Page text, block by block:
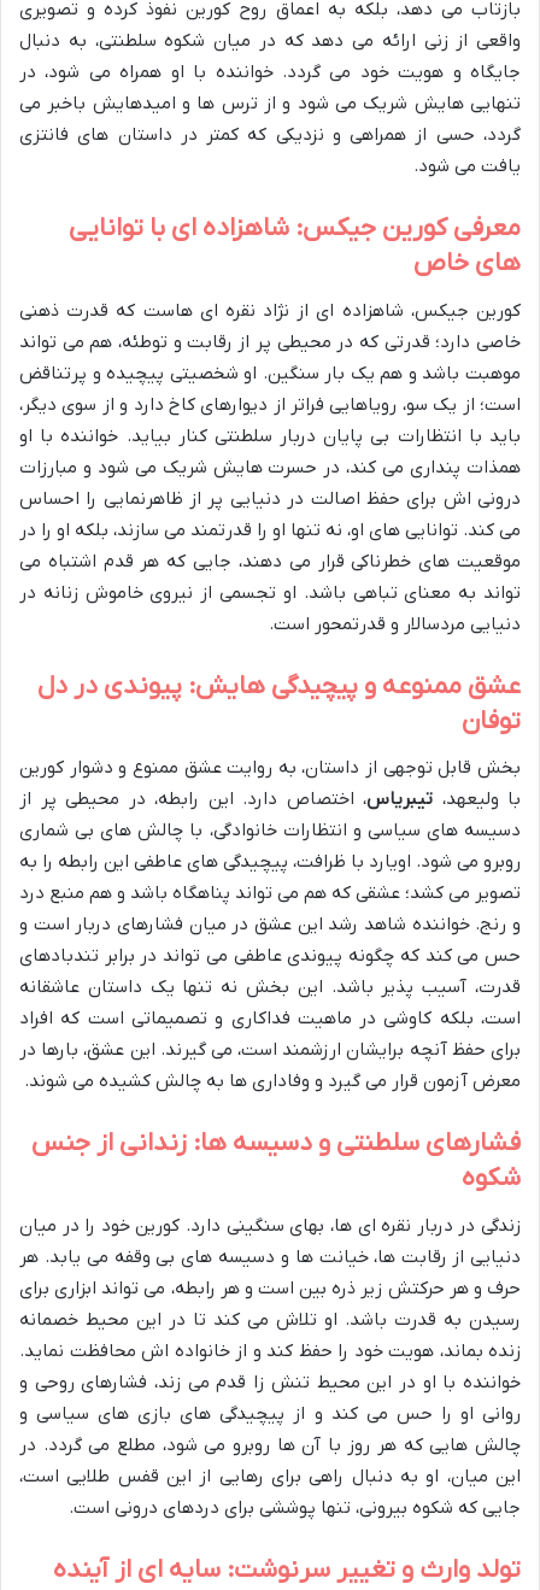
بازتاب می دهد، بلکه به اعماق روح کورین نفوذ کرده و تصویری
واقعی از زنی ارائه می دهد که در میان شکوه سلطنتی، به دنبال
جایگاه و هویت خود می گردد. خواننده با او همراه می شود، در
تنهایی هایش شریک می شود و از ترس ها و امیدهایش باخبر می
گردد، حسی از همراهی و نزدیکی که کمتر در داستان های فانتزی
یافت می شود.
معرفی کورین جیکس: شاهزاده ای با توانایی
های خاص
کورین جیکس، شاهزاده ای از نژاد نقره ای هاست که قدرت ذهنی
خاصی دارد؛ قدرتی که در محیطی پر از رقابت و توطئه، هم می تواند
موهبت باشد و هم یک بار سنگین. او شخصیتی پیچیده و پرتناقض
است؛ از یک سو، رویاهایی فراتر از دیوارهای کاخ دارد و از سوی دیگر،
باید با انتظارات بی پایان دربار سلطنتی کنار بیاید. خواننده با او
همذات پنداری می کند، در حسرت هایش شریک می شود و مبارزات
درونی اش برای حفظ اصالت در دنیایی پر از ظاهرنمایی را احساس
می کند. توانایی های او، نه تنها او را قدرتمند می سازند، بلکه او را در
موقعیت های خطرناکی قرار می دهند، جایی که هر قدم اشتباه می
تواند به معنای تباهی باشد. او تجسمی از نیروی خاموش زنانه در
دنیایی مردسالار و قدرتمحور است.
عشق ممنوعه و پیچیدگی هایش: پیوندی در دل
توفان
بخش قابل توجهی از داستان، به روایت عشق ممنوع و دشوار کورین
با ولیعهد، تیبریاس، اختصاص دارد. این رابطه، در محیطی پر از
دسیسه های سیاسی و انتظارات خانوادگی، با چالش های بی شماری
روبرو می شود. اویارد با ظرافت، پیچیدگی های عاطفی این رابطه را به
تصویر می کشد؛ عشقی که هم می تواند پناهگاه باشد و هم منبع درد
و رنج. خواننده شاهد رشد این عشق در میان فشارهای دربار است و
حس می کند که چگونه پیوندی عاطفی می تواند در برابر تندبادهای
قدرت، آسیب پذیر باشد. این بخش نه تنها یک داستان عاشقانه
است، بلکه کاوشی در ماهیت فداکاری و تصمیماتی است که افراد
برای حفظ آنچه برایشان ارزشمند است، می گیرند. این عشق، بارها در
معرض آزمون قرار می گیرد و وفاداری ها به چالش کشیده می شوند.
فشارهای سلطنتی و دسیسه ها: زندانی از جنس
شکوه
زندگی در دربار نقره ای ها، بهای سنگینی دارد. کورین خود را در میان
دنیایی از رقابت ها، خیانت ها و دسیسه های بی وقفه می یابد. هر
حرف و هر حرکتش زیر ذره بین است و هر رابطه، می تواند ابزاری برای
رسیدن به قدرت باشد. او تلاش می کند تا در این محیط خصمانه
زنده بماند، هویت خود را حفظ کند و از خانواده اش محافظت نماید.
خواننده با او در این محیط تنش زا قدم می زند، فشارهای روحی و
روانی او را حس می کند و از پیچیدگی های بازی های سیاسی و
چالش هایی که هر روز با آن ها روبرو می شود، مطلع می گردد. در
این میان، او به دنبال راهی برای رهایی از این قفس طلایی است،
جایی که شکوه بیرونی، تنها پوششی برای دردهای درونی است.
تولد وارث و تغییر سرنوشت: سایه ای از آینده